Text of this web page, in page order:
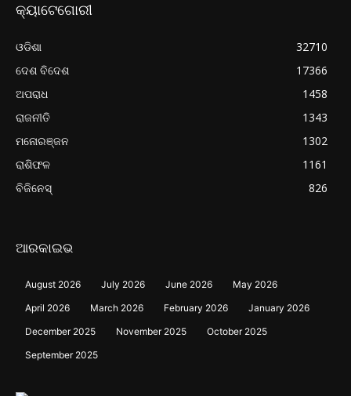
କ୍ୟାଟେଗୋରୀ
ଓଡିଶା
32710
ଦେଶ ବିଦେଶ
17366
ଅପରାଧ
1458
ରାଜନୀତି
1343
ମନୋରଞ୍ଜନ
1302
ରାଶିଫଳ
1161
ବିଜିନେସ୍
826
ଆରକାଇଭ
August 2026 July 2026 June 2026
May 2026
April 2026
March 2026 February 2026
January 2026
December 2025
November 2025
October 2025
September 2025